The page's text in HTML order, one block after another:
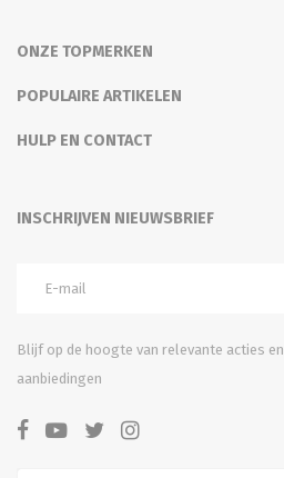
ONZE TOPMERKEN
POPULAIRE ARTIKELEN
HULP EN CONTACT
INSCHRIJVEN NIEUWSBRIEF
Blijf op de hoogte van relevante acties en
aanbiedingen